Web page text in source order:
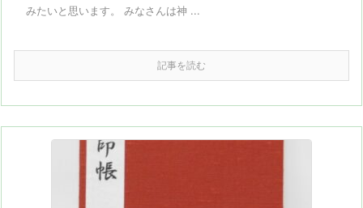
みたいと思います。 みなさんは神 ...
記事を読む